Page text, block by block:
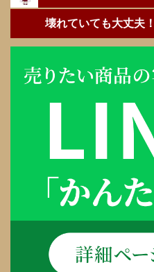
壊れていても大丈夫